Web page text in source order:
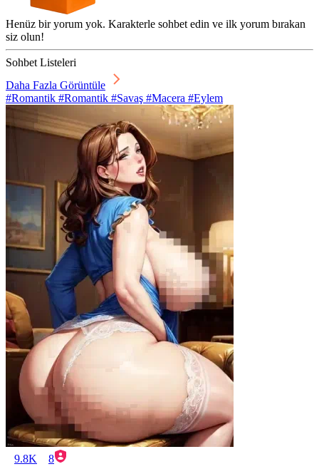
Henüz bir yorum yok. Karakterle sohbet edin ve ilk yorum bırakan
siz olun!
Sohbet Listeleri
Daha Fazla Görüntüle
#Romantik #Romantik #Savaş #Macera #Eylem
9.8K 8